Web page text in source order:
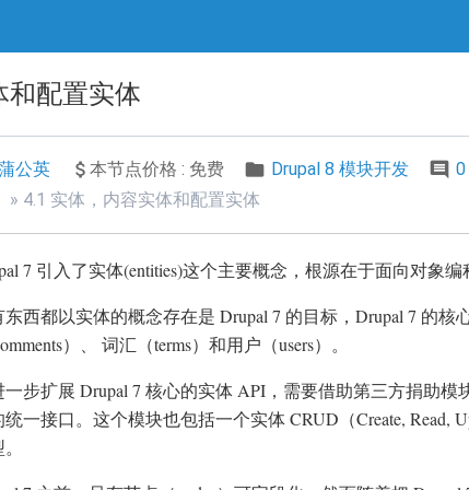
和配置实体
公英 本节点价格 : 免费 Drupal 8 模块开发 0
4.1 实体，内容实体和配置实体
7 引入了实体(entities)这个主要概念，根源在于面向对象编
东西都以实体的概念存在是 Drupal 7 的目标，Drupal 7 的核
）、 词汇（terms）和用户（users）。
一步扩展 Drupal 7 核心的实体 API，需要借助第三方捐助模
一接口。这个模块也包括一个实体 CRUD（Create, Read,